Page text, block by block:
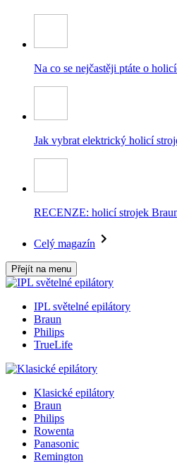
Na co se nejčastěji ptáte o
Jak vybrat elektrický holicí
RECENZE: holicí strojek
Celý magazín
Přejít na menu
IPL světelné epilátory
Braun
Philips
TrueLife
Klasické epilátory
Braun
Philips
Rowenta
Panasonic
Remington